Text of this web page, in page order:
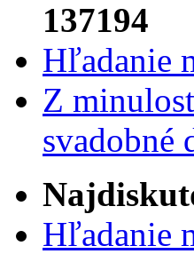
137194
Hľadanie
Z
svadobné
Hľadanie